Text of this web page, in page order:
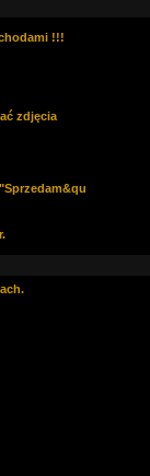
!!!
zdjęcia